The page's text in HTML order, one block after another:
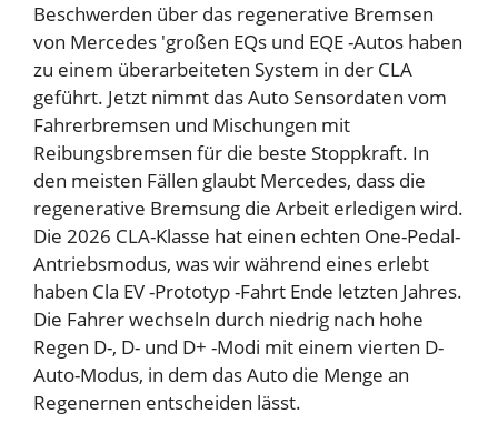
Beschwerden über das regenerative Bremsen
von Mercedes 'großen EQs und EQE -Autos haben
zu einem überarbeiteten System in der CLA
geführt. Jetzt nimmt das Auto Sensordaten vom
Fahrerbremsen und Mischungen mit
Reibungsbremsen für die beste Stoppkraft. In
den meisten Fällen glaubt Mercedes, dass die
regenerative Bremsung die Arbeit erledigen wird.
Die 2026 CLA-Klasse hat einen echten One-Pedal-
Antriebsmodus, was wir während eines erlebt
haben Cla EV -Prototyp -Fahrt Ende letzten Jahres.
Die Fahrer wechseln durch niedrig nach hohe
Regen D-, D- und D+ -Modi mit einem vierten D-
Auto-Modus, in dem das Auto die Menge an
Regenernen entscheiden lässt.